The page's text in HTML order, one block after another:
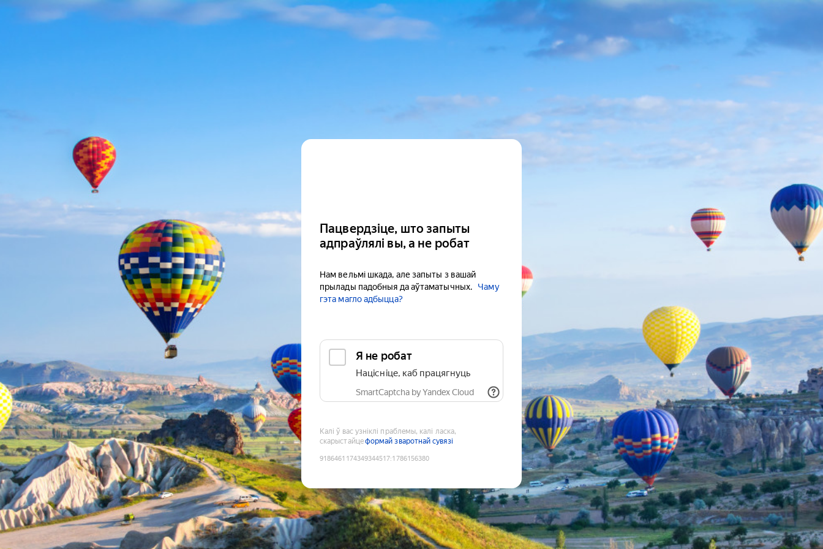
Пацвердзіце, што запыты
адпраўлялі вы, а не робат
Нам вельмі шкада, але запыты з вашай
прылады падобныя да аўтаматычных.
Чаму
гэта магло адбыцца?
Я не робат
Націсніце, каб працягнуць
SmartCaptcha by Yandex Cloud
Калі ў вас узніклі праблемы, калі ласка,
скарыстайцеформай зваротнай сувязі
9186461174349344517:1786156380